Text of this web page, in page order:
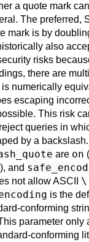
a quote mark
The preferred,
mark is by
also
risks
there are
numerically
escaping
This risk
queries in
by a
are on
and
not allow ASCII \
is the
conforming
parameter only
conforming